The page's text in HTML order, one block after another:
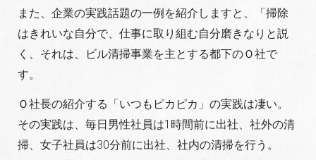
また、企業の実践話題の一例を紹介しますと、「掃除
はきれいな自分で、仕事に取り組む自分磨きなりと説
く、それは、ビル清掃事業を主とする都下のＯ社で
す。
Ｏ社長の紹介する「いつもピカピカ」の実践は凄い。
その実践は、毎日男性社員は1時間前に出社、社外の清
掃、女子社員は30分前に出社、社内の清掃を行う。